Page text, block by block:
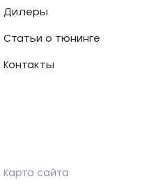
Дилеры
Статьи о тюнинге
Контакты
Карта сайта